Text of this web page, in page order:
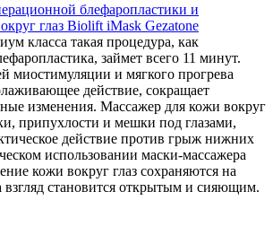
блефаропластики и
глаз Biolift iMask Gezatone
класса такая процедура, как
займет всего 11 минут.
миостимуляции и мягкого прогрева
действие, сокращает
изменения. Массажер для кожи вокруг
припухлости и мешки под глазами,
действие против грыж нижних
использовании маски-массажера
кожи вокруг глаз сохраняются на
взгляд становится открытым и сияющим.